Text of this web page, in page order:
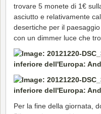
trovare 5 monete di 1€
asciutto e relativamente
desertiche per il
con un dimmer luce che
Per la fine della giornata,